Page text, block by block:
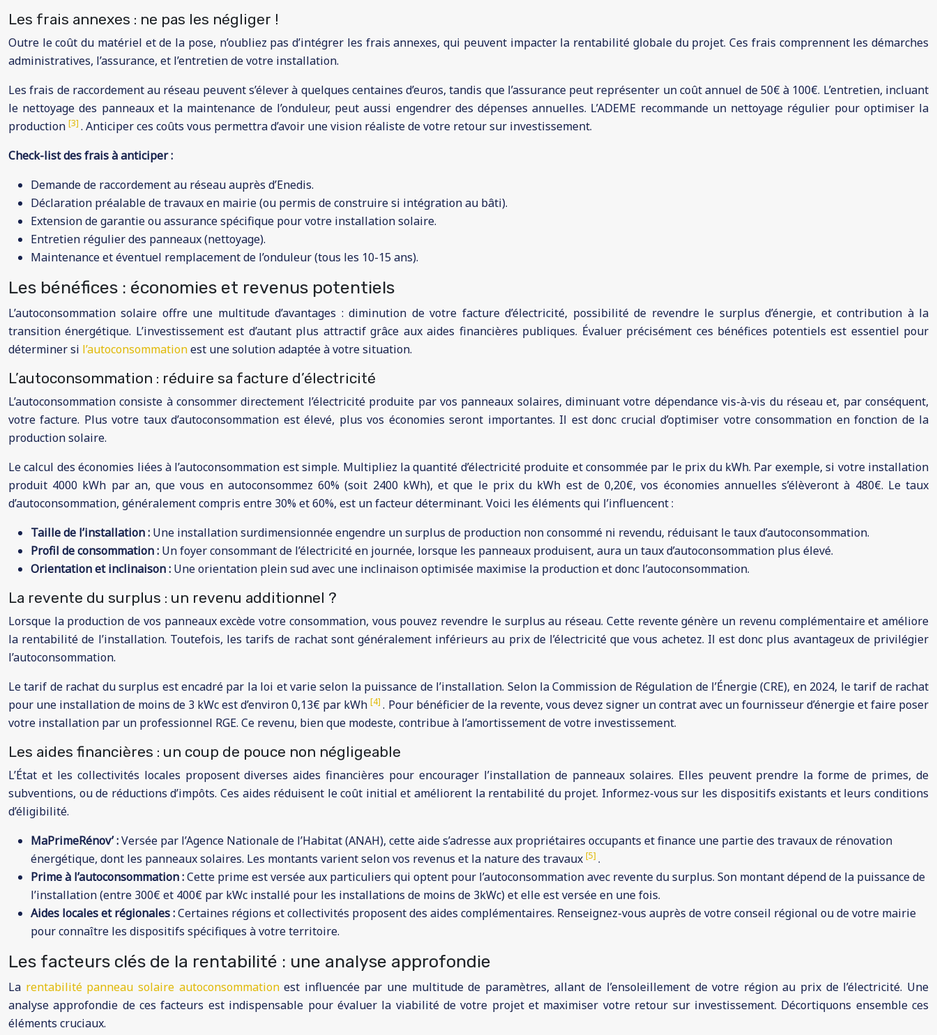
Les frais annexes : ne pas les négliger !
Outre le coût du matériel et de la pose, n’oubliez pas d’intégrer les frais annexes, qui peuvent impacter la rentabilité globale du projet. Ces frais comprennent les démarches
administratives, l’assurance, et l’entretien de votre installation.
Les frais de raccordement au réseau peuvent s’élever à quelques centaines d’euros, tandis que l’assurance peut représenter un coût annuel de 50€ à 100€. L’entretien, incluant
le nettoyage des panneaux et la maintenance de l’onduleur, peut aussi engendrer des dépenses annuelles. L’ADEME recommande un nettoyage régulier pour optimiser la
production [3] . Anticiper ces coûts vous permettra d’avoir une vision réaliste de votre retour sur investissement.
Check-list des frais à anticiper :
Demande de raccordement au réseau auprès d’Enedis.
Déclaration préalable de travaux en mairie (ou permis de construire si intégration au bâti).
Extension de garantie ou assurance spécifique pour votre installation solaire.
Entretien régulier des panneaux (nettoyage).
Maintenance et éventuel remplacement de l’onduleur (tous les 10-15 ans).
Les bénéfices : économies et revenus potentiels
L’autoconsommation solaire offre une multitude d’avantages : diminution de votre facture d’électricité, possibilité de revendre le surplus d’énergie, et contribution à la
transition énergétique. L’investissement est d’autant plus attractif grâce aux aides financières publiques. Évaluer précisément ces bénéfices potentiels est essentiel pour
déterminer si l’autoconsommationest une solution adaptée à votre situation.
L’autoconsommation : réduire sa facture d’électricité
L’autoconsommation consiste à consommer directement l’électricité produite par vos panneaux solaires, diminuant votre dépendance vis-à-vis du réseau et, par conséquent,
votre facture. Plus votre taux d’autoconsommation est élevé, plus vos économies seront importantes. Il est donc crucial d’optimiser votre consommation en fonction de la
production solaire.
Le calcul des économies liées à l’autoconsommation est simple. Multipliez la quantité d’électricité produite et consommée par le prix du kWh. Par exemple, si votre installation
produit 4000 kWh par an, que vous en autoconsommez 60% (soit 2400 kWh), et que le prix du kWh est de 0,20€, vos économies annuelles s’élèveront à 480€. Le taux
d’autoconsommation, généralement compris entre 30% et 60%, est un facteur déterminant. Voici les éléments qui l’influencent :
Taille de l’installation : Une installation surdimensionnée engendre un surplus de production non consommé ni revendu, réduisant le taux d’autoconsommation.
Profil de consommation : Un foyer consommant de l’électricité en journée, lorsque les panneaux produisent, aura un taux d’autoconsommation plus élevé.
Orientation et inclinaison : Une orientation plein sud avec une inclinaison optimisée maximise la production et donc l’autoconsommation.
La revente du surplus : un revenu additionnel ?
Lorsque la production de vos panneaux excède votre consommation, vous pouvez revendre le surplus au réseau. Cette revente génère un revenu complémentaire et améliore
la rentabilité de l’installation. Toutefois, les tarifs de rachat sont généralement inférieurs au prix de l’électricité que vous achetez. Il est donc plus avantageux de privilégier
l’autoconsommation.
Le tarif de rachat du surplus est encadré par la loi et varie selon la puissance de l’installation. Selon la Commission de Régulation de l’Énergie (CRE), en 2024, le tarif de rachat
pour une installation de moins de 3 kWc est d’environ 0,13€ par kWh[4] . Pour bénéficier de la revente, vous devez signer un contrat avec un fournisseur d’énergie et faire poser
votre installation par un professionnel RGE. Ce revenu, bien que modeste, contribue à l’amortissement de votre investissement.
Les aides financières : un coup de pouce non négligeable
L’État et les collectivités locales proposent diverses aides financières pour encourager l’installation de panneaux solaires. Elles peuvent prendre la forme de primes, de
subventions, ou de réductions d’impôts. Ces aides réduisent le coût initial et améliorent la rentabilité du projet. Informez-vous sur les dispositifs existants et leurs conditions
d’éligibilité.
MaPrimeRénov’ :Versée par l’Agence Nationale de l’Habitat (ANAH), cette aide s’adresse aux propriétaires occupants et finance une partie des travaux de rénovation
énergétique, dont les panneaux solaires. Les montants varient selon vos revenus et la nature des travaux [5] .
Prime à l’autoconsommation :Cette prime est versée aux particuliers qui optent pour l’autoconsommation avec revente du surplus. Son montant dépend de la puissance de
l’installation (entre 300€ et 400€ par kWc installé pour les installations de moins de 3kWc) et elle est versée en une fois.
Aides locales et régionales :Certaines régions et collectivités proposent des aides complémentaires. Renseignez-vous auprès de votre conseil régional ou de votre mairie
pour connaître les dispositifs spécifiques à votre territoire.
Les facteurs clés de la rentabilité : une analyse approfondie
La rentabilité panneau solaire autoconsommationest influencée par une multitude de paramètres, allant de l’ensoleillement de votre région au prix de l’électricité. Une
analyse approfondie de ces facteurs est indispensable pour évaluer la viabilité de votre projet et maximiser votre retour sur investissement. Décortiquons ensemble ces
éléments cruciaux.